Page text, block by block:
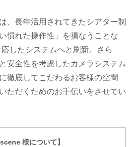
、長年活用されてきたシアター制
慣れた操作性」を損なうことな
したシステムへと刷新。さら
安全性を考慮したカメラシステム
徹底してこだわるお客様の空間
ただくためのお手伝いをさせてい
様について】